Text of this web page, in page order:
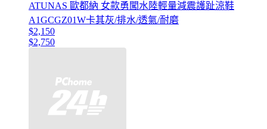
ATUNAS 歐都納 女款勇闖水陸輕量減震護趾涼鞋
A1GCGZ01W卡其灰/排水/透氣/耐磨
$2,150
$2,750